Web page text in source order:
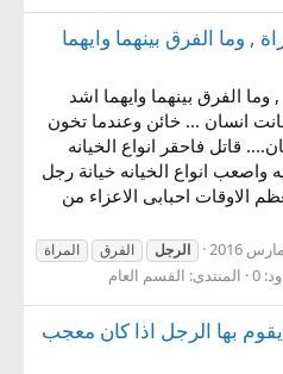
, وما الفرق بينهما وايهما
وما الفرق بينهما وايهما اشد
انسان ... خائن وعندما تخون
قاتل فاحقر انواع الخيانه
واصعب انواع الخيانه خيانة رجل
الاوقات احبابى الاعزاء من
الرجل الفرق
المراة
0 المنتدى: القسم العام
يقوم بها الرجل اذا كان معجب